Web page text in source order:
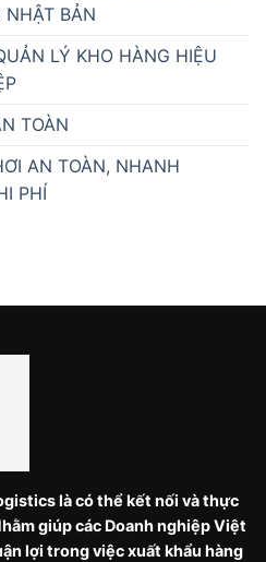
NHẬT BẢN
LÝ KHO HÀNG HIỆU
TOÀN
AN TOÀN, NHANH
PHÍ
là có thể kết nối và thực
giúp các Doanh nghiệp Việt
lợi trong việc xuất khẩu hàng